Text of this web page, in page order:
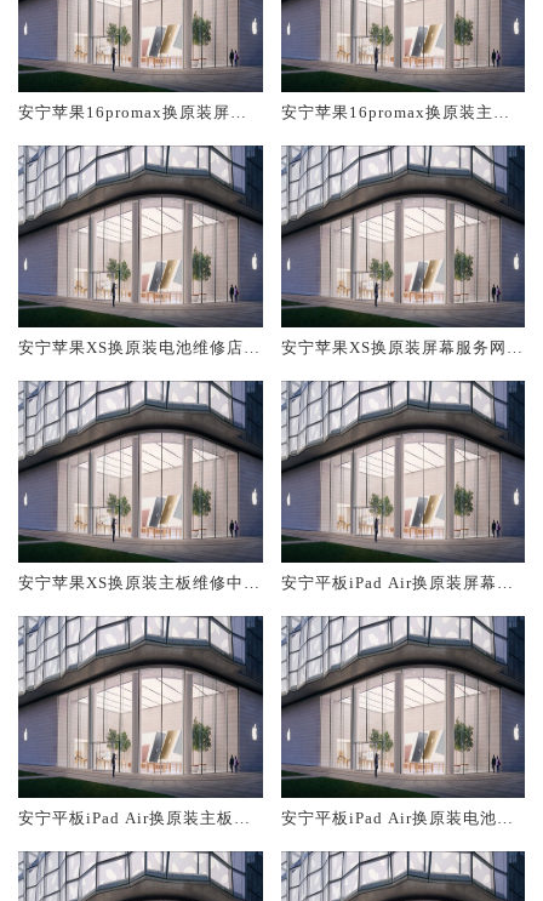
安宁苹果16promax换原装屏幕
安宁苹果16promax换原装主板
安宁苹果XS换原装电池维修店大
安宁苹果XS换原装屏幕服务网点
安宁苹果XS换原装主板维修中心
安宁平板iPad Air换原装屏幕服
安宁平板iPad Air换原装主板维
安宁平板iPad Air换原装电池维